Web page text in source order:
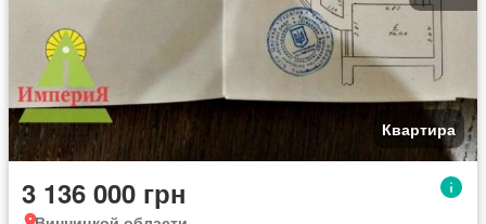
Квартира
3 136 000 грн